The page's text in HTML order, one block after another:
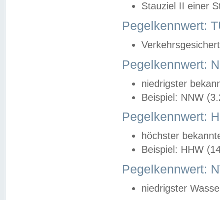
Stauziel II einer
Pegelkennwert:
Pegelkennwert:
niedrigster
Beispiel: NNW
Pegelkennwert:
höchster
Beispiel: HHW
Pegelkennwert:
niedrigster